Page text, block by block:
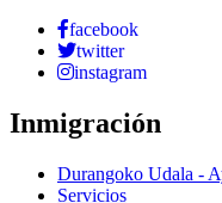
facebook
twitter
instagram
Inmigración
Durangoko Udala -
Servicios